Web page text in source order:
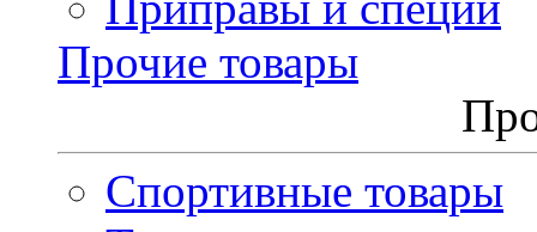
Прочие товары
Спортивные товары